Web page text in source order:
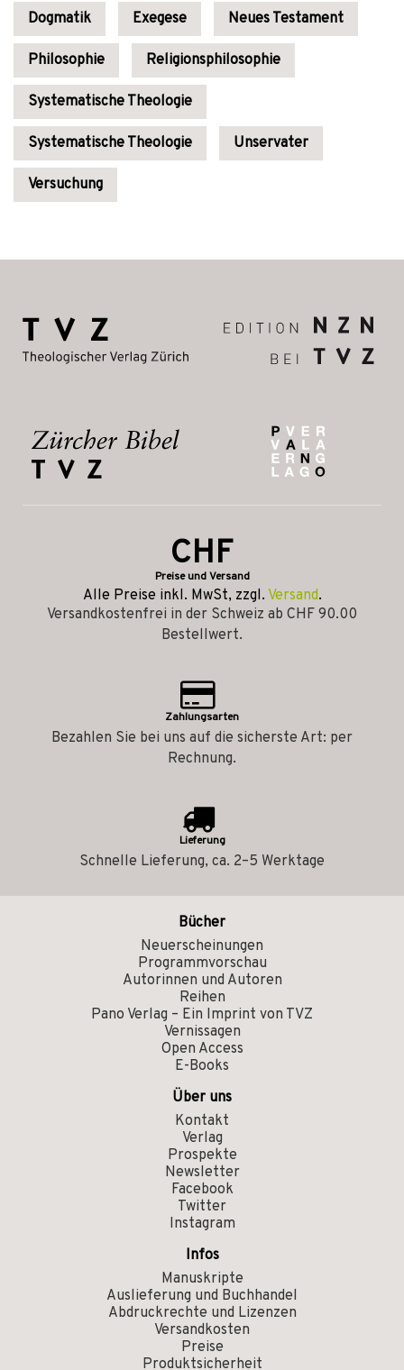
Dogmatik Exegese Neues Testament
Philosophie Religionsphilosophie
Systematische Theologie
Systematische Theologie Unservater
Versuchung
CHF
Preise und Versand
Alle Preise inkl. MwSt, zzgl. Versand.
Versandkostenfrei in der Schweiz ab CHF 90.00
Bestellwert.
Zahlungsarten
Bezahlen Sie bei uns auf die sicherste Art: per
Rechnung.
Lieferung
Schnelle Lieferung, ca. 2–5 Werktage
Bücher
Neuerscheinungen
Programmvorschau
Autorinnen und Autoren
Reihen
Pano Verlag – Ein Imprint von TVZ
Vernissagen
Open Access
E-Books
Über uns
Kontakt
Verlag
Prospekte
Newsletter
Facebook
Twitter
Instagram
Infos
Manuskripte
Auslieferung und Buchhandel
Abdruckrechte und Lizenzen
Versandkosten
Preise
Produktsicherheit